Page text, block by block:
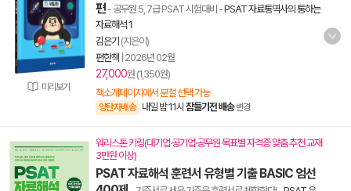
미리보기
편 - 공무원 5, 7급 PSAT 시험대비 -PSAT 자료통역사의 통하는
자료해석 1
김은기 (지은이)
편한책 2026년 02월
27,000원 (1,350원)
책소개페이지에서 분철 선택 가능
양탄자배송 내일 밤 11시 잠들기전 배송 변경
워리스톤 키링(대기업·공기업·공무원 목표별 자격증 맞춤 추천 교재
3만원 이상)
PSAT 자료해석 훈련서 유형별 기출 BASIC 엄선